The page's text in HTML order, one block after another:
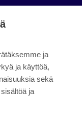
ja
ja käyttöä,
sekä
ja